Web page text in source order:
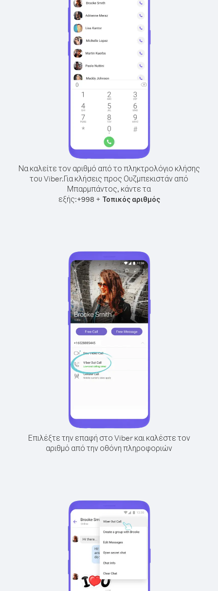
Να καλείτε τον αριθμό από το πληκτρολόγιο κλήσης
του Viber.Για κλήσεις προς Ουζμπεκιστάν από
Μπαρμπάντος, κάντε τα
εξής:+998 + Τοπικός αριθμός
Επιλέξτε την επαφή στο Viber και καλέστε τον
αριθμό από την οθόνη πληροφοριών